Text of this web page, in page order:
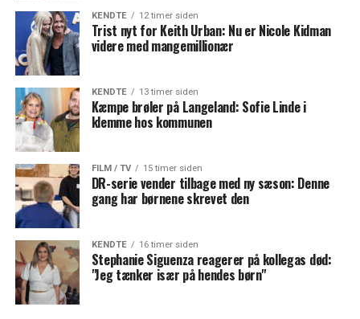
KENDTE 12 timer siden
Trist nyt for Keith Urban: Nu er Nicole Kidman
videre med mangemillionær
KENDTE 13 timer siden
Kæmpe brøler på Langeland: Sofie Linde i
klemme hos kommunen
FILM / TV 15 timer siden
DR-serie vender tilbage med ny sæson: Denne
gang har børnene skrevet den
KENDTE 16 timer siden
Stephanie Siguenza reagerer på kollegas død:
"Jeg tænker især på hendes børn"